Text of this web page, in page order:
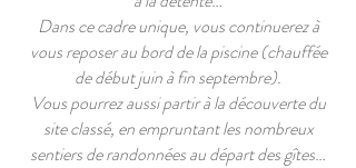
Dans ce cadre unique, vous continuerez à
vous reposer au bord de la piscine (chauffée
de début juin à fin septembre).
Vous pourrez aussi partir à la découverte du
site classé, en empruntant les nombreux
sentiers de randonnées au départ des gîtes…